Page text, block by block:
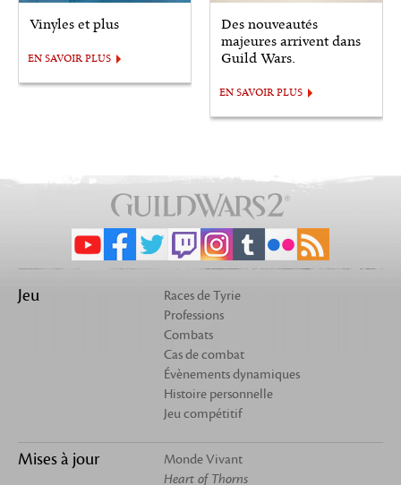
Vinyles et plus
EN SAVOIR PLUS
Des nouveautés
majeures arrivent dans
Guild Wars.
EN SAVOIR PLUS
Jeu
Races de Tyrie
Professions
Combats
Cas de combat
Évènements dynamiques
Histoire personnelle
Jeu compétitif
Mises à jour
Monde Vivant
Heart of Thorns